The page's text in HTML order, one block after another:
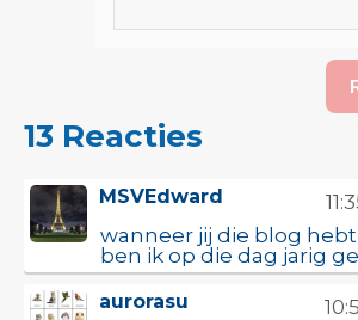
13 Reacties
MSVEdward
wanneer jij die blog
ben ik op die dag jarig
aurorasu